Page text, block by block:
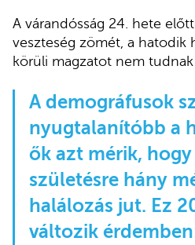
A várandósság 24. hete
veszteség zömét, a hatodik
körüli magzatot nem
A demográfusok
nyugtalanítóbb a
ők azt mérik, hogy
születésre hány
halálozás jut. Ez
változik